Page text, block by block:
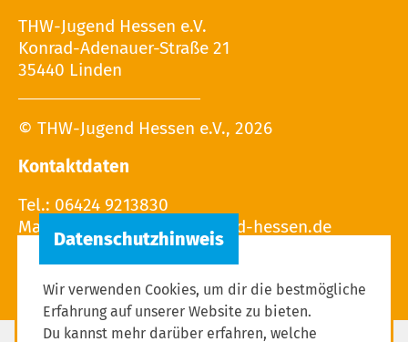
THW-Jugend Hessen e.V.
Konrad-Adenauer-Straße 21
35440 Linden
© THW-Jugend Hessen e.V., 2026
Kontaktdaten
Tel.: 06424 9213830
Mail:
Wir verwenden Cookies, um dir die bestmögliche
Erfahrung auf unserer Website zu bieten.
Du kannst mehr darüber erfahren, welche